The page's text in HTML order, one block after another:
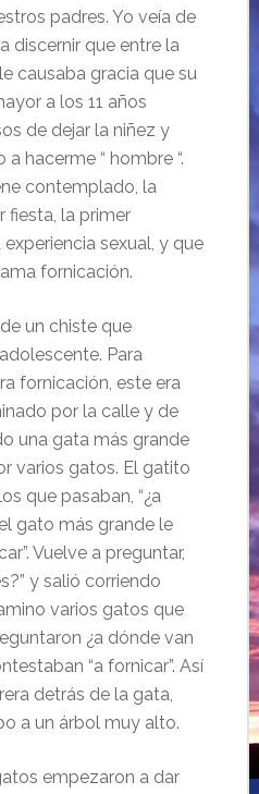
padres. Yo veía de
discernir que entre la
causaba gracia que su
a los 11 años
de dejar la niñez y
hacerme “ hombre “.
contemplado, la
fiesta, la primer
sexual, y que
fornicación.
un chiste que
Para
fornicación, este era
por la calle y de
una gata más grande
varios gatos. El gatito
que pasaban, “¿a
gato más grande le
Vuelve a preguntar,
y salió corriendo
varios gatos que
¿a dónde van
“a fornicar”. Así
detrás de la gata,
a un árbol muy alto.
empezaron a dar